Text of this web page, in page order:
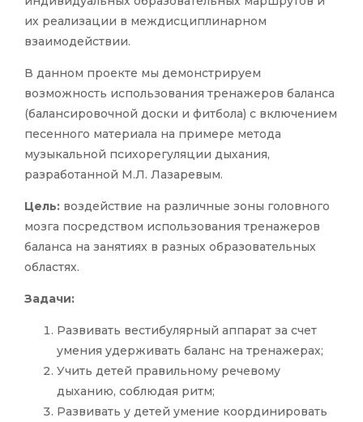
их реализации в междисциплинарном
взаимодействии.
В данном проекте мы демонстрируем
возможность использования тренажеров баланса
(балансировочной доски и фитбола) с включением
песенного материала на примере метода
музыкальной психорегуляции дыхания,
разработанной М.Л. Лазаревым.
Цель: воздействие на различные зоны головного
мозга посредством использования тренажеров
баланса на занятиях в разных образовательных
областях.
Задачи:
Развивать вестибулярный аппарат за счет
умения удерживать баланс на тренажерах;
Учить детей правильному речевому
дыханию, соблюдая ритм;
Развивать у детей умение координировать